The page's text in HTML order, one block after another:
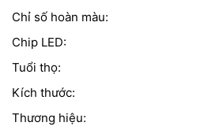
Chỉ số hoàn màu:
Chip LED:
Tuổi thọ:
Kích thước:
Thương hiệu: